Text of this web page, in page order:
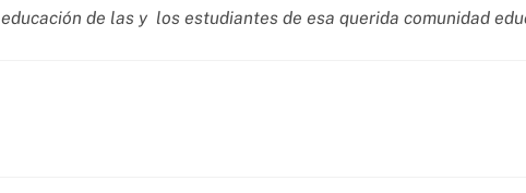
educación de las y los estudiantes de esa querida comunidad